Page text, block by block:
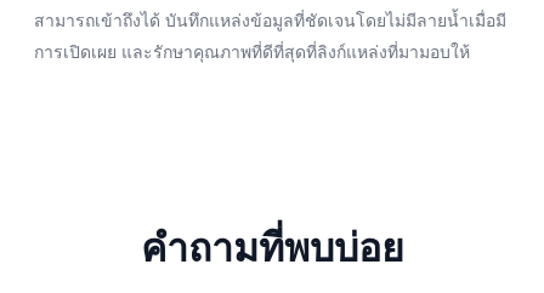
สามารถเข้าถึงได้ บันทึกแหล่งข้อมูลที่ชัดเจนโดยไม่มีลายน้ำเมื่อมี
การเปิดเผย และรักษาคุณภาพที่ดีที่สุดที่ลิงก์แหล่งที่มามอบให้
คำถามที่พบบ่อย